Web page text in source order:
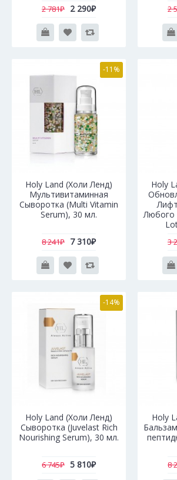
2 781₽ 2 290₽ 2
-11%
Holy Land (Холи Ленд)
Мультивитаминная
Сыворотка (Multi Vitamin
Serum), 30 мл.
8 241₽ 7 310₽
Holy
Любого
3
-14%
Holy Land (Холи Ленд)
Сыворотка (Juvelast Rich
Nourishing Serum), 30 мл.
6 745₽ 5 810₽
Holy
8